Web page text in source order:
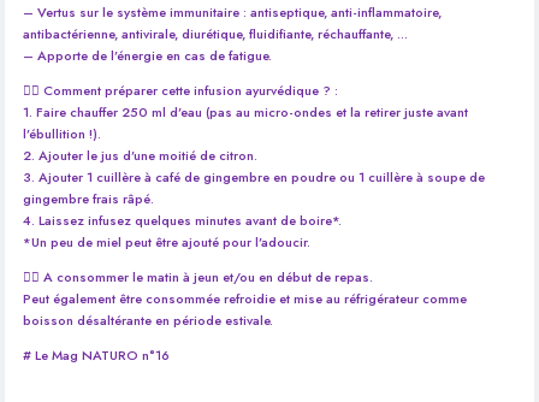
– Vertus sur le système immunitaire : antiseptique, anti-inflammatoire,
antibactérienne, antivirale, diurétique, fluidifiante, réchauffante, …
– Apporte de l’énergie en cas de fatigue.
👉🏻 Comment préparer cette infusion ayurvédique ? :
1. Faire chauffer 250 ml d’eau (pas au micro-ondes et la retirer juste avant
l’ébullition !).
2. Ajouter le jus d’une moitié de citron.
3. Ajouter 1 cuillère à café de gingembre en poudre ou 1 cuillère à soupe de
gingembre frais râpé.
4. Laissez infusez quelques minutes avant de boire*.
*Un peu de miel peut être ajouté pour l’adoucir.
👉🏻 A consommer le matin à jeun et/ou en début de repas.
Peut également être consommée refroidie et mise au réfrigérateur comme
boisson désaltérante en période estivale.
# Le Mag NATURO n°16